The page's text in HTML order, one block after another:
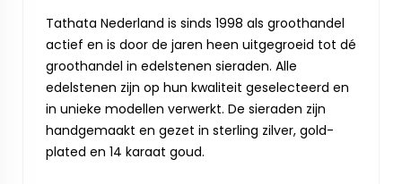
Tathata Nederland is sinds 1998 als groothandel
actief en is door de jaren heen uitgegroeid tot dé
groothandel in edelstenen sieraden. Alle
edelstenen zijn op hun kwaliteit geselecteerd en
in unieke modellen verwerkt. De sieraden zijn
handgemaakt en gezet in sterling zilver, gold-
plated en 14 karaat goud.